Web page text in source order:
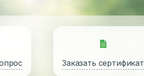
Заказать сертификат